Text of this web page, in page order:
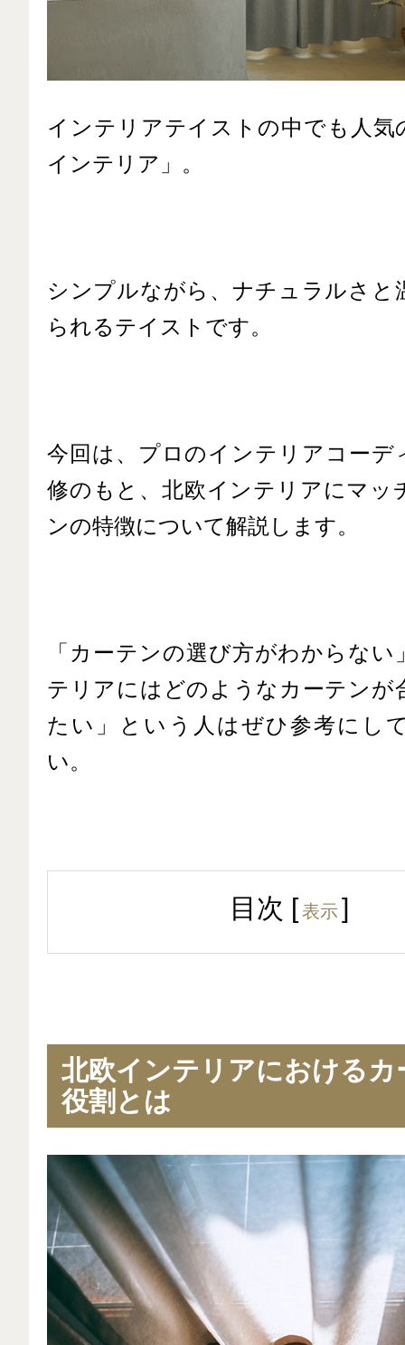
インテリアテイストの中でも人気
インテリア」。
シンプルながら、ナチュラルさと
られるテイストです。
今回は、プロのインテリアコーデ
修のもと、北欧インテリアにマッ
ンの特徴について解説します。
「カーテンの選び方がわからない
テリアにはどのようなカーテンが
たい」という人はぜひ参考にし
い。
目次 [表示]
北欧インテリアにおけるカ
役割とは